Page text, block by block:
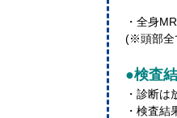
・全身
(※頭部全
●検査
・診断は
・検査結